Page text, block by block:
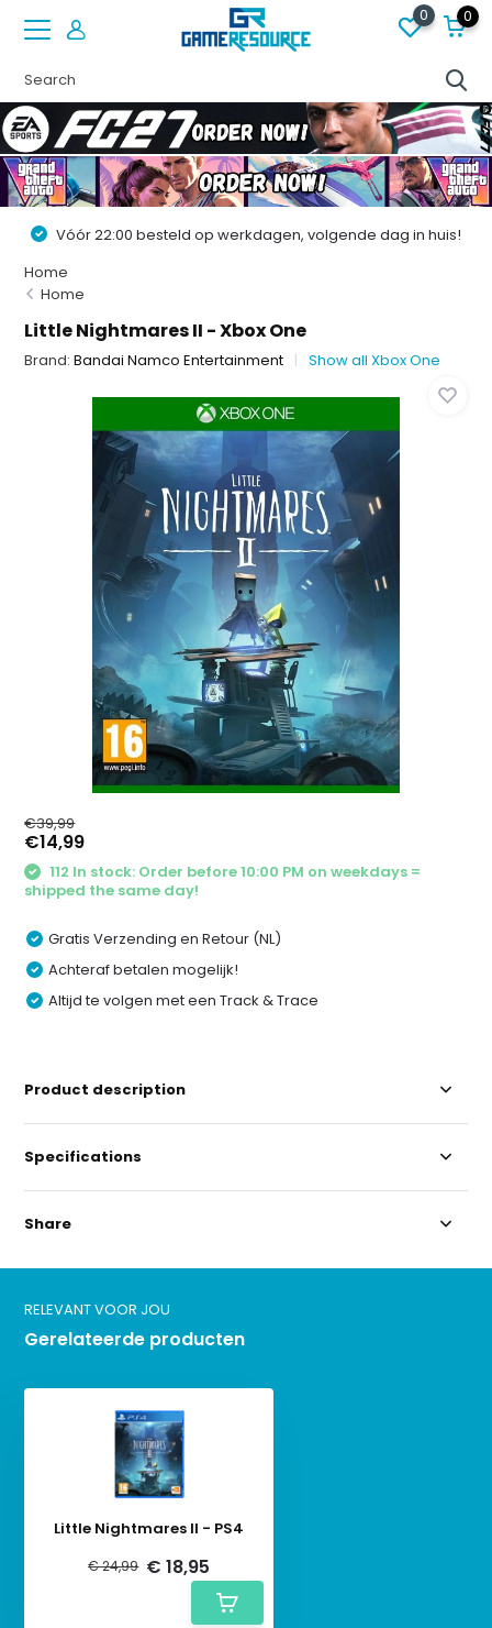
0 0
Vóór 22:00 besteld op werkdagen, volgende dag in huis!
Home
Home
Little Nightmares II - Xbox One
Brand:Bandai Namco Entertainment Show all Xbox One
€39,99
€14,99
112 In stock: Order before 10:00 PM on weekdays =
shipped the same day!
Gratis Verzending en Retour (NL)
Achteraf betalen mogelijk!
Altijd te volgen met een Track & Trace
Product description
Specifications
Share
RELEVANT VOOR JOU
Gerelateerde producten
Little Nightmares II - PS4
€ 24,99 € 18,95